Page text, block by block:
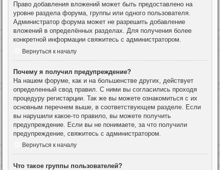
Право добавления вложений может быть предоставлено на
уровне раздела форума, группы или одного пользователя.
Администратор форума может не разрешить добавление
вложений в определённых разделах. Для получения более
конкретной информации свяжитесь с администратором.
Вернуться к началу
Почему я получил предупреждение?
На нашем форуме, как и на большенстве других, действует
определенный свод правил. С ними вы согласились проходя
процедуру регистарции. Так же вы можете ознакомиться с их
основным перечнем выше, в соответствующем разделе. Если
вы нарушили какое-то правило, вы можете получить
предупреждение. Если вы не понимаете, за что получили
предупреждение, свяжитесь с администратором.
Вернуться к началу
Что такое группы пользователей?